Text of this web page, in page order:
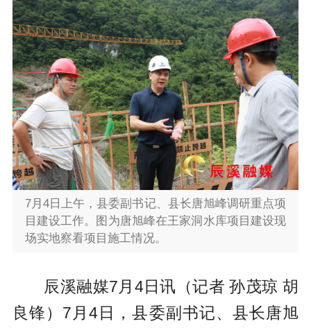
7月4日上午，县委副书记、县长唐旭峰调研重点项
目建设工作。图为唐旭峰在王家洞水库项目建设现
场实地察看项目施工情况。
辰溪融媒7月4日讯（记者 孙茂琼 胡
良锋）7月4日，县委副书记、县长唐旭